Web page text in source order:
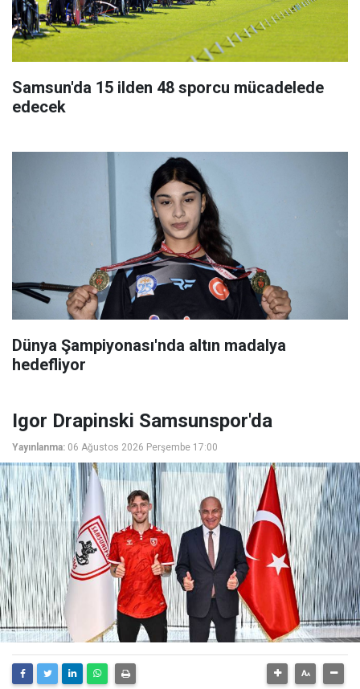
Samsun'da 15 ilden 48 sporcu mücadelede
edecek
Dünya Şampiyonası'nda altın madalya
hedefliyor
Igor Drapinski Samsunspor'da
Yayınlanma: 06 Ağustos 2026 Perşembe 17:00